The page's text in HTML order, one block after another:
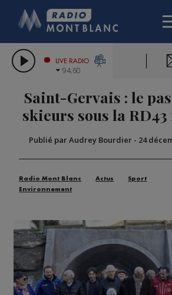
LES CHRONIQUES DE
CITIZEN
GRAND MASSIF DOMAINES
BIGARD
COMPAGNIE DU MONT-
LIVE RADIO
94.60
Saint-Gervais : le
skieurs sous la
Publié par Audrey Bourdier - 24
Radio Mont Blanc Actus
Sport
Environnement